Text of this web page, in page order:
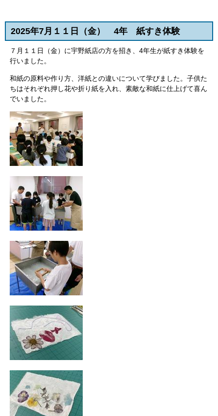
2025年7月１１日（金） 4年 紙すき体験
７月１１日（金）に宇野紙店の方を招き、4年生が紙すき体験を
行いました。
和紙の原料や作り方、洋紙との違いについて学びました。子供た
ちはそれぞれ押し花や折り紙を入れ、素敵な和紙に仕上げて喜ん
でいました。